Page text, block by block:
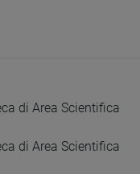
di Area Scientifica
di Area Scientifica